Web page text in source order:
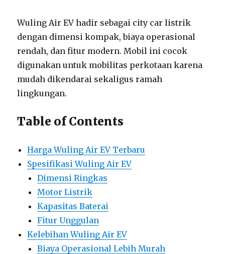
Wuling Air EV hadir sebagai city car listrik
dengan dimensi kompak, biaya operasional
rendah, dan fitur modern. Mobil ini cocok
digunakan untuk mobilitas perkotaan karena
mudah dikendarai sekaligus ramah
lingkungan.
Table of Contents
Harga Wuling Air EV Terbaru
Spesifikasi Wuling Air EV
Dimensi Ringkas
Motor Listrik
Kapasitas Baterai
Fitur Unggulan
Kelebihan Wuling Air EV
Biaya Operasional Lebih Murah